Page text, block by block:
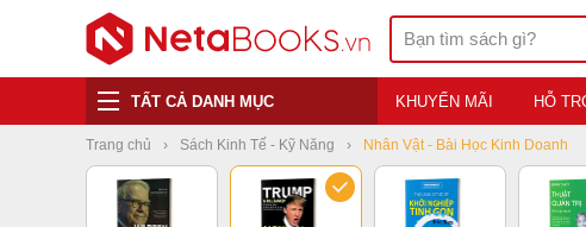
TẤT CẢ DANH MỤC KHUYẾN MÃI HỖ
Trang chủ Sách Kinh Tế - Kỹ Năng Nhân Vật - Bài Học Kinh Doanh